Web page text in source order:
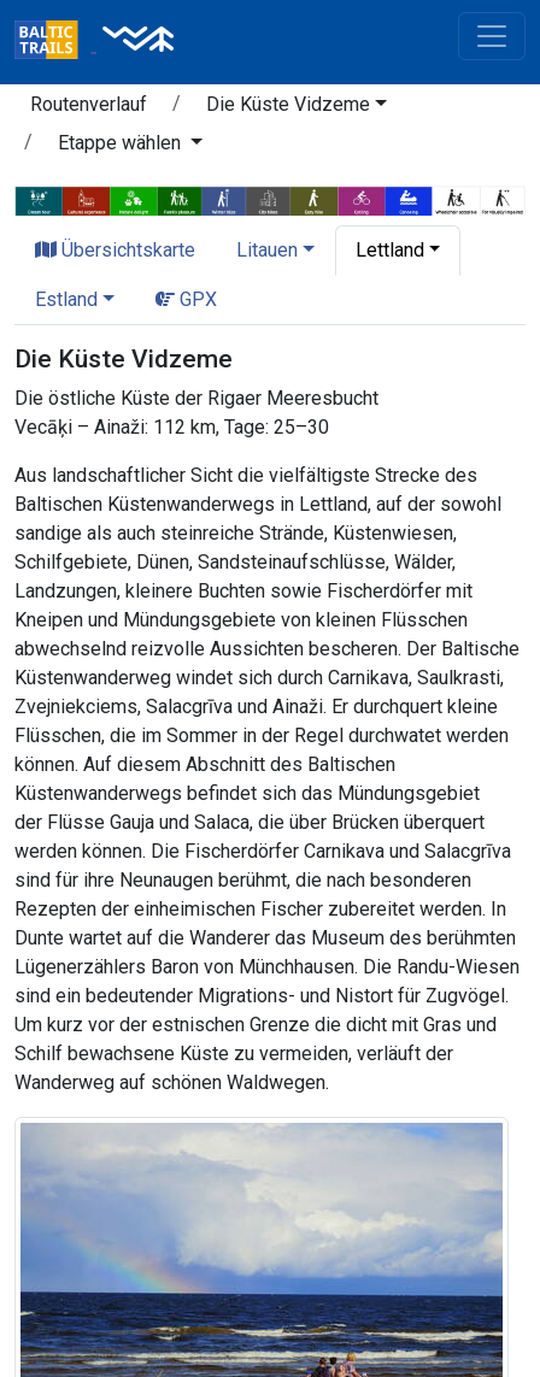
Routenverlauf
Die Küste Vidzeme
Etappe wählen
Übersichtskarte Litauen Lettland
Estland GPX
Die Küste Vidzeme
Die östliche Küste der Rigaer Meeresbucht
Vecāķi – Ainaži: 112 km, Tage: 25–30
Aus landschaftlicher Sicht die vielfältigste Strecke des
Baltischen Küstenwanderwegs in Lettland, auf der sowohl
sandige als auch steinreiche Strände, Küstenwiesen,
Schilfgebiete, Dünen, Sandsteinaufschlüsse, Wälder,
Landzungen, kleinere Buchten sowie Fischerdörfer mit
Kneipen und Mündungsgebiete von kleinen Flüsschen
abwechselnd reizvolle Aussichten bescheren. Der Baltische
Küstenwanderweg windet sich durch Carnikava, Saulkrasti,
Zvejniekciems, Salacgrīva und Ainaži. Er durchquert kleine
Flüsschen, die im Sommer in der Regel durchwatet werden
können. Auf diesem Abschnitt des Baltischen
Küstenwanderwegs befindet sich das Mündungsgebiet
der Flüsse Gauja und Salaca, die über Brücken überquert
werden können. Die Fischerdörfer Carnikava und Salacgrīva
sind für ihre Neunaugen berühmt, die nach besonderen
Rezepten der einheimischen Fischer zubereitet werden. In
Dunte wartet auf die Wanderer das Museum des berühmten
Lügenerzählers Baron von Münchhausen. Die Randu-Wiesen
sind ein bedeutender Migrations- und Nistort für Zugvögel.
Um kurz vor der estnischen Grenze die dicht mit Gras und
Schilf bewachsene Küste zu vermeiden, verläuft der
Wanderweg auf schönen Waldwegen.